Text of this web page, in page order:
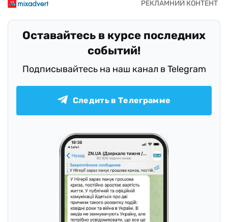
Оставайтесь в курсе последних
событий!
Подписывайтесь на наш канал в Telegram
Следить в Телеграмме